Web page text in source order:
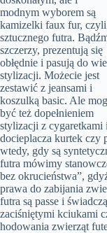
modnym wyborem są
kamizelki faux fur,
sztucznego futra.
szczerzy, prezentują się
obłędnie i pasują do
stylizacji. Możecie jest
zestawić z jeansami i
koszulką basic. Ale
być też dopełnieniem
stylizacji z cygaretkami
docieplacza kurtek czy
wtedy, gdy są
futra mówimy
bez okrucieństwa”,
prawa do zabijania
futra są passe i
zaciśniętymi kciukami
hodowania zwierząt